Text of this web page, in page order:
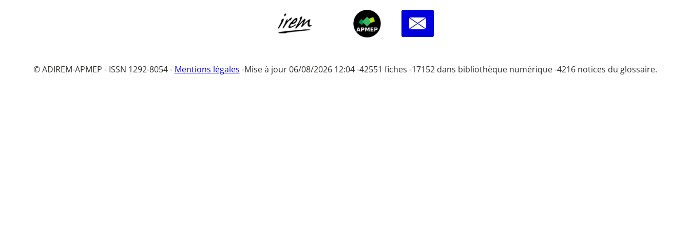
© ADIREM-APMEP - ISSN 1292-8054 - Mentions légales -Mise à jour 06/08/2026 12:04 -42551 fiches -17152 dans bibliothèque numérique -4216 notices du glossaire.